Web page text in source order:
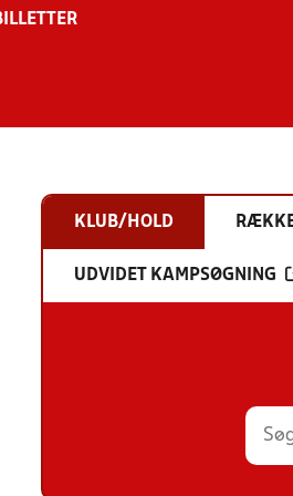
KLUB/HOLD
UDVIDET KAMPSØGNING